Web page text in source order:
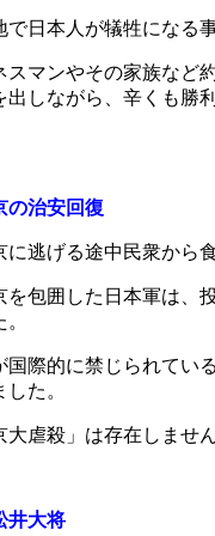
日本人が犠牲になる
マンやその家族など
出しながら、辛くも勝
の治安回復
逃げる途中民衆から
包囲した日本軍は、
際的に禁じられてい
た。
虐殺」は存在しませ
井大将